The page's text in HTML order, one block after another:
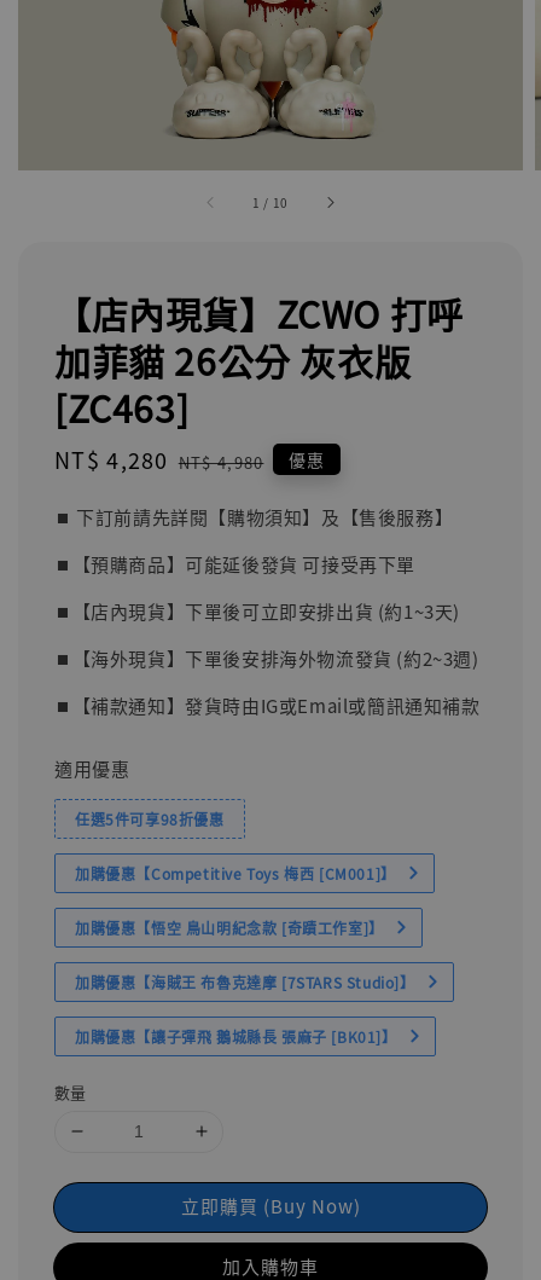
1 / 10
【店內現貨】ZCWO 打呼
加菲貓 26公分 灰衣版
[ZC463]
Sale
NT$ 4,280 Regular
NT$ 4,980 優惠
⏹︎ 下訂前請先詳閱【購物須知】及【售後服務】
⏹︎【預購商品】可能延後發貨 可接受再下單
⏹︎【店內現貨】下單後可立即安排出貨 (約1~3天)
⏹︎【海外現貨】下單後安排海外物流發貨 (約2~3週)
⏹︎【補款通知】發貨時由IG或Email或簡訊通知補款
適用優惠
任選5件可享98折優惠
加購優惠【Competitive Toys 梅西 [CM001]】
加購優惠【悟空 鳥山明紀念款 [奇蹟工作室]】
加購優惠【海賊王 布魯克達摩 [7STARS Studio]】
加購優惠【讓子彈飛 鵝城縣長 張麻子 [BK01]】
數量
立即購買 (Buy Now)
加入購物車